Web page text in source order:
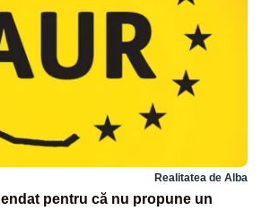
Realitatea de Alba
pentru că nu propune un